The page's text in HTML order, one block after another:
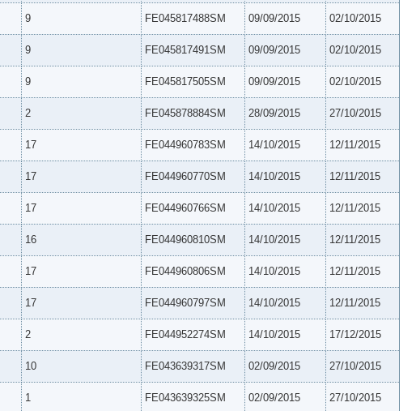
9 FE045817488SM 09/09/2015 02/10/2015
9 FE045817491SM 09/09/2015 02/10/2015
9 FE045817505SM 09/09/2015 02/10/2015
2 FE045878884SM 28/09/2015 27/10/2015
17 FE044960783SM 14/10/2015 12/11/2015
17 FE044960770SM 14/10/2015 12/11/2015
17 FE044960766SM 14/10/2015 12/11/2015
16 FE044960810SM 14/10/2015 12/11/2015
17 FE044960806SM 14/10/2015 12/11/2015
17 FE044960797SM 14/10/2015 12/11/2015
2 FE044952274SM 14/10/2015 17/12/2015
10 FE043639317SM 02/09/2015 27/10/2015
1 FE043639325SM 02/09/2015 27/10/2015